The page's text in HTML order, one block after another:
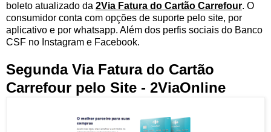
boleto atualizado da 2Via Fatura do Cartão Carrefour. O
consumidor conta com opções de suporte pelo site, por
aplicativo e por whatsapp. Além dos perfis sociais do Banco
CSF no Instagram e Facebook.
Segunda Via Fatura do Cartão
Carrefour pelo Site - 2ViaOnline